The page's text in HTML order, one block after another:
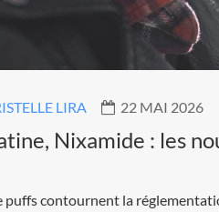
LIRA 22 MAI 2026
Nixamide : les
puffs contournent la